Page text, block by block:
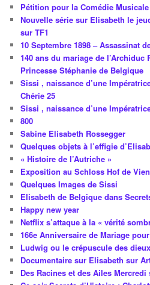
Pétition pour la Comédie
Nouvelle série sur Elisabeth le
sur TF1
10 Septembre 1898 – Assassinat
140 ans du mariage de l’Archiduc
Princesse Stéphanie de Belgique
Sissi , naissance d’une
Chérie 25
Sissi , naissance d’une
800
Sabine Elisabeth Rossegger
Quelques objets à l’effigie
« Histoire de l’Autriche »
Exposition au Schloss Hof de
Quelques Images de Sissi
Elisabeth de Belgique dans
Happy new year
Netflix s’attaque à la « vérité
166e Anniversaire de Mariage
Ludwig ou le crépuscule des
Documentaire sur Elisabeth sur
Des Racines et des Ailes